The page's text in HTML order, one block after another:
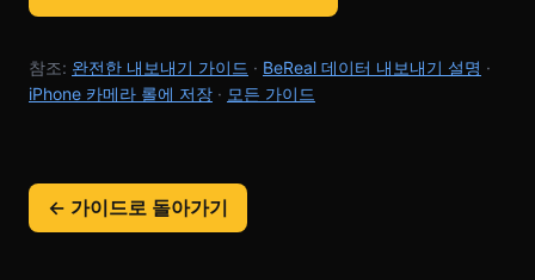
참조: 완전한 내보내기 가이드 · BeReal 데이터 내보내기 설명 ·
iPhone 카메라 롤에 저장 · 모든 가이드
← 가이드로 돌아가기